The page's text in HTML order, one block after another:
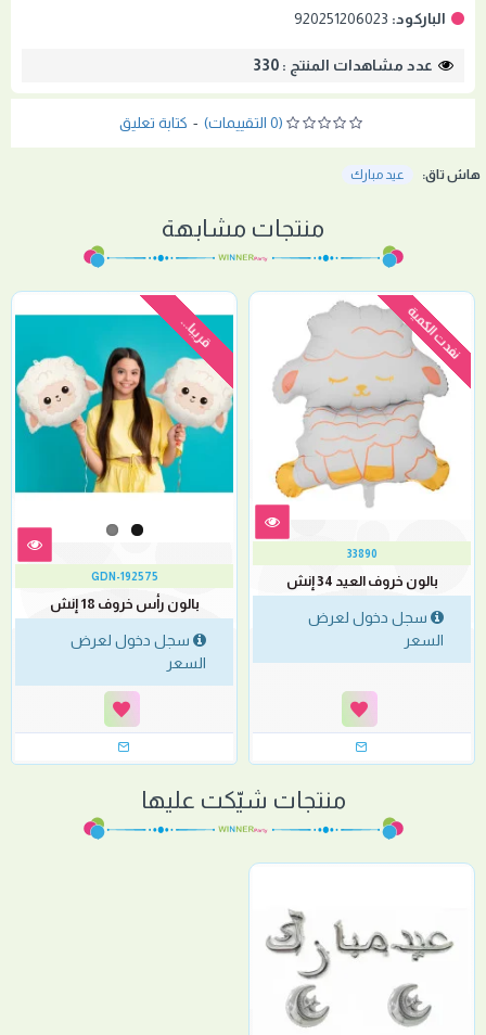
الباركود: 920251206023
عدد مشاهدات المنتج : 330
(0 التقييمات) - كتابة تعليق
هاش تاق: عيد مبارك
منتجات مشابهة
نفدت الكمية
33890
بالون خروف العيد 34 إنش
سجل دخول لعرض
السعر
قريبا...
GDN-192575
بالون رأس خروف 18 إنش
سجل دخول لعرض
السعر
منتجات شيّكت عليها